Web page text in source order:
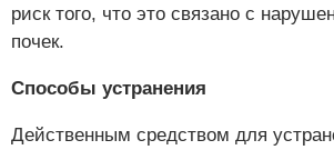
риск того, что это связано с
почек.
Способы устранения
Действенным средством для